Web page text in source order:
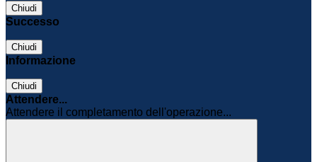
Chiudi
Successo
Chiudi
Informazione
Chiudi
Attendere...
Attendere il completamento dell'operazione...